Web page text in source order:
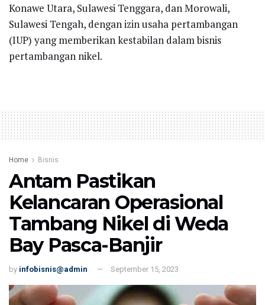
Konawe Utara, Sulawesi Tenggara, dan Morowali,
Sulawesi Tengah, dengan izin usaha pertambangan
(IUP) yang memberikan kestabilan dalam bisnis
pertambangan nikel.
Home Bisnis
Antam Pastikan
Kelancaran Operasional
Tambang Nikel di Weda
Bay Pasca-Banjir
by infobisnis@admin September 15, 2023